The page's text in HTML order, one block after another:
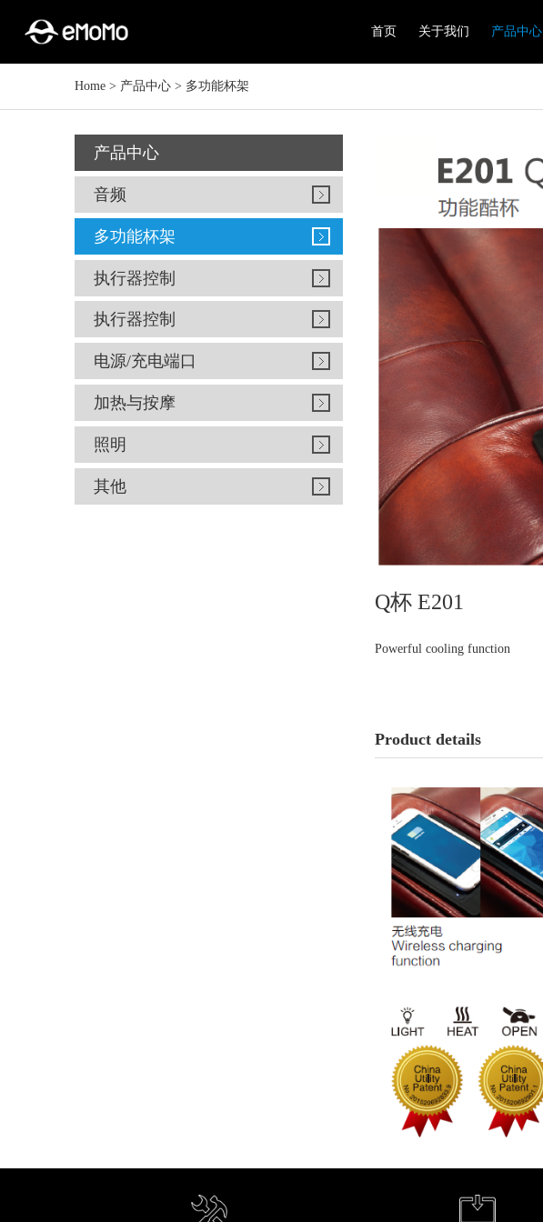
首页 关于我们 产品中心
Home > 产品中心 > 多功能杯架
Q杯 E201
Powerful cooling function
Product details
产品中心
音频
多功能杯架
执行器控制
执行器控制
电源/充电端口
加热与按摩
照明
其他